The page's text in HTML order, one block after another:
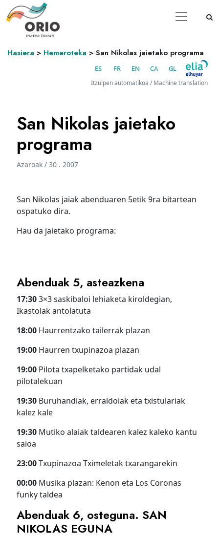
Hasiera > Hemeroteka > San Nikolas jaietako programa
ES FR EN CA GL
Itzulpen automatikoa / Machine translation
San Nikolas jaietako
programa
Azaroak / 30 . 2007
San Nikolas jaiak abenduaren 5etik 9ra bitartean
ospatuko dira.
Hau da jaietako programa:
Abenduak 5, asteazkena
17:303×3 saskibaloi lehiaketa kiroldegian,
Ikastolak antolatuta
18:00 Haurrentzako tailerrak plazan
19:00 Haurren txupinazoa plazan
19:00 Pilota txapelketako partidak udal
pilotalekuan
19:30 Buruhandiak, erraldoiak eta txistulariak
kalez kale
19:30 Mutiko alaiak taldearen kalez kaleko kantu
saioa
23:00Txupinazoa Tximeletak txarangarekin
00:00 Musika plazan: Kenon eta Los Coronas
funky taldea
Abenduak 6, osteguna. SAN
NIKOLAS EGUNA